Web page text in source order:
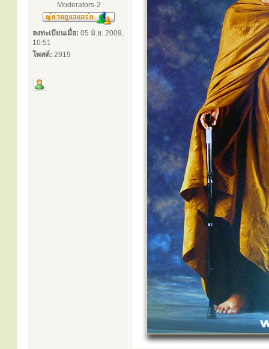
Moderators-2
ลงทะเบียนเมื่อ: 05 มิ.ย. 2009,
10:51
โพสต์: 2919